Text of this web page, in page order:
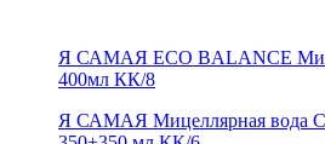
Я САМАЯ ECO BALANCE
400мл КК/8
Я САМАЯ Мицеллярная вода